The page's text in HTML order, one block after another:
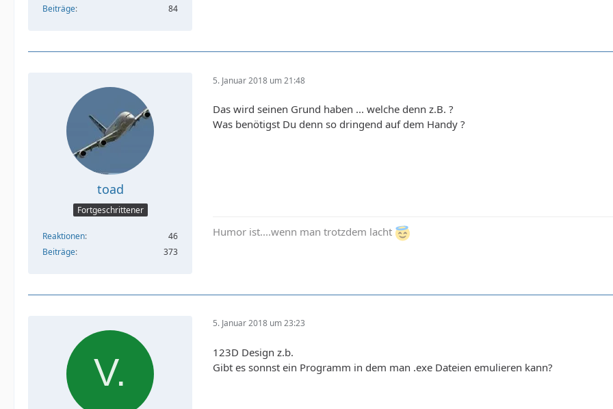
Beiträge 84
toad
Fortgeschrittener
Reaktionen
46
Beiträge
373
5. Januar 2018 um 21:48
Das wird seinen Grund haben ... welche denn z.B. ?
Was benötigst Du denn so dringend auf dem Handy ?
Humor ist....wenn man trotzdem lacht
5. Januar 2018 um 23:23
123D Design z.b.
Gibt es sonnst ein Programm in dem man .exe Dateien emulieren kann?